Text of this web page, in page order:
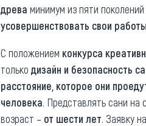
древа минимум из пяти
усовершенствовать свои работы
С положением конкурса
только дизайн и безопасность
расстояние, которое они
человека. Представлять сани на
возраст – от шести лет. Заявку